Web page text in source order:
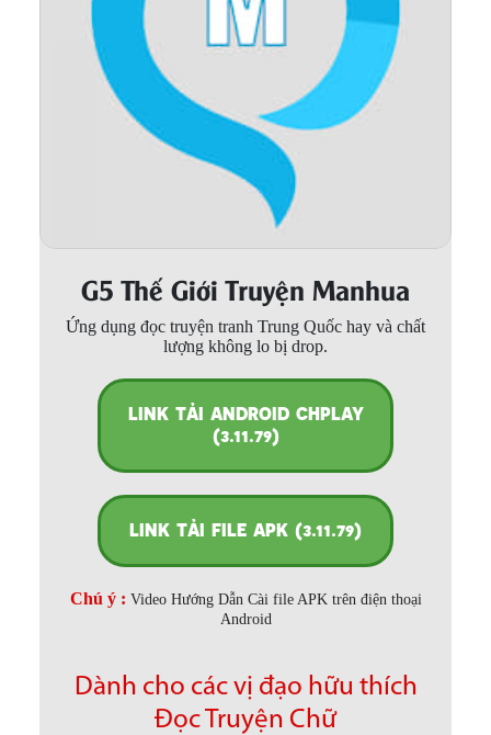
Thanh xuân - Vườn trường
Truyện Sáng Tác
Xuyên KhôngG5 Thế Giới Truyện Manhua
Ứng dụng đọc truyện tranh Trung Quốc hay và chất
lượng không lo bị drop.
LINK TẢI ANDROID CHPLAY
(3.11.79)
LINK TẢI FILE APK (3.11.79)
Chú ý : Video Hướng Dẫn Cài file APK trên điện thoại
Android
Dành cho các vị đạo hữu thích
Đọc Truyện Chữ